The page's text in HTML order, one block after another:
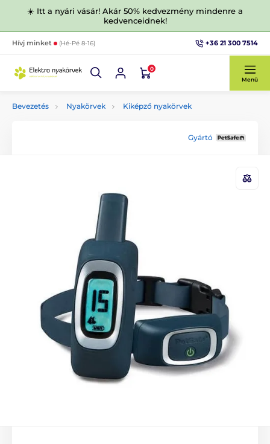
☀️ Itt a nyári vásár! Akár 50% kedvezmény mindenre a
kedvenceidnek!
Hívj minket (Hé-Pé 8-16) +36 21 300 7514
0
Menü
Bevezetés Nyakörvek Kiképző nyakörvek
Gyártó